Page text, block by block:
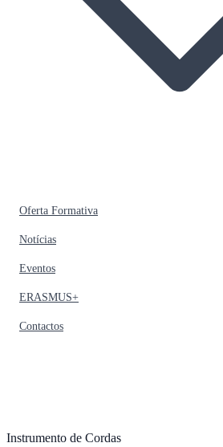
Oferta Formativa
Notícias
Eventos
ERASMUS+
Contactos
Instrumento de Cordas